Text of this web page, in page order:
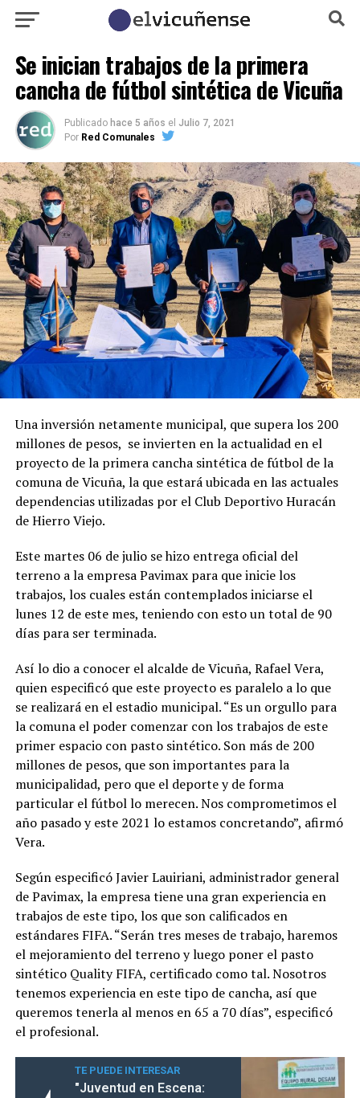
Se inician trabajos de la primera
cancha de fútbol sintética de Vicuña
Publicado hace 5 años el Julio 7, 2021
Por Red Comunales
Una inversión netamente municipal, que supera los 200
millones de pesos, se invierten en la actualidad en el
proyecto de la primera cancha sintética de fútbol de la
comuna de Vicuña, la que estará ubicada en las actuales
dependencias utilizadas por el Club Deportivo Huracán
de Hierro Viejo.
Este martes 06 de julio se hizo entrega oficial del
terreno a la empresa Pavimax para que inicie los
trabajos, los cuales están contemplados iniciarse el
lunes 12 de este mes, teniendo con esto un total de 90
días para ser terminada.
Así lo dio a conocer el alcalde de Vicuña, Rafael Vera,
quien especificó que este proyecto es paralelo a lo que
se realizará en el estadio municipal. “Es un orgullo para
la comuna el poder comenzar con los trabajos de este
primer espacio con pasto sintético. Son más de 200
millones de pesos, que son importantes para la
municipalidad, pero que el deporte y de forma
particular el fútbol lo merecen. Nos comprometimos el
año pasado y este 2021 lo estamos concretando”, afirmó
Vera.
Según especificó Javier Lauiriani, administrador general
de Pavimax, la empresa tiene una gran experiencia en
trabajos de este tipo, los que son calificados en
estándares FIFA. “Serán tres meses de trabajo, haremos
el mejoramiento del terreno y luego poner el pasto
sintético Quality FIFA, certificado como tal. Nosotros
tenemos experiencia en este tipo de cancha, así que
queremos tenerla al menos en 65 a 70 días”, especificó
el profesional.
TE PUEDE INTERESAR
"Juventud en Escena: